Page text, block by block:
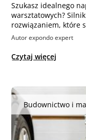
Szukasz idealnego
warsztatowych?
rozwiązaniem, które
Autor expondo expert
Czytaj więcej
Budownictwo i